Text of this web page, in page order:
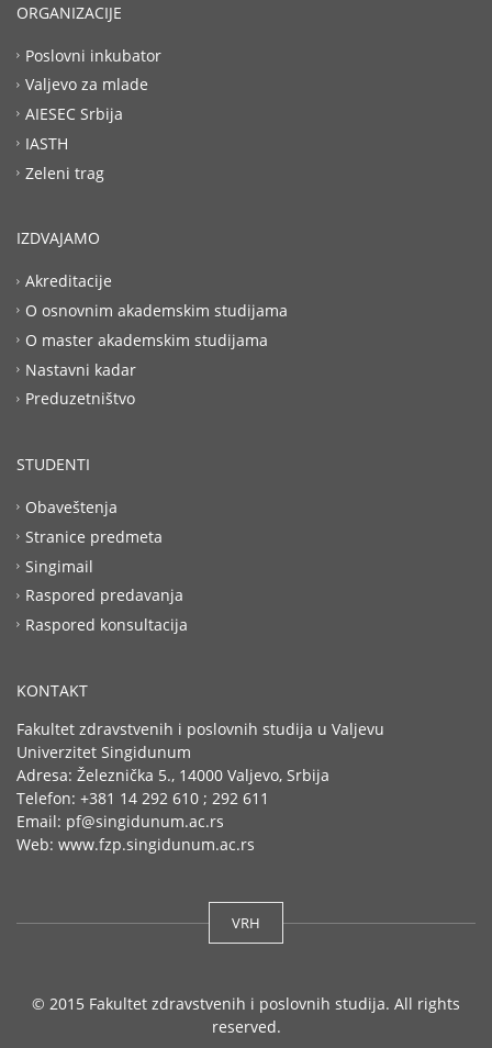
ORGANIZACIJE
Poslovni inkubator
Valjevo za mlade
AIESEC Srbija
IASTH
Zeleni trag
IZDVAJAMO
Akreditacije
O osnovnim akademskim studijama
O master akademskim studijama
Nastavni kadar
Preduzetništvo
STUDENTI
Obaveštenja
Stranice predmeta
Singimail
Raspored predavanja
Raspored konsultacija
KONTAKT
Fakultet zdravstvenih i poslovnih studija u Valjevu
Univerzitet Singidunum
Adresa: Železnička 5., 14000 Valjevo, Srbija
Telefon: +381 14 292 610 ; 292 611
Email: pf@singidunum.ac.rs
Web: www.fzp.singidunum.ac.rs
VRH
© 2015 Fakultet zdravstvenih i poslovnih studija. All rights
reserved.